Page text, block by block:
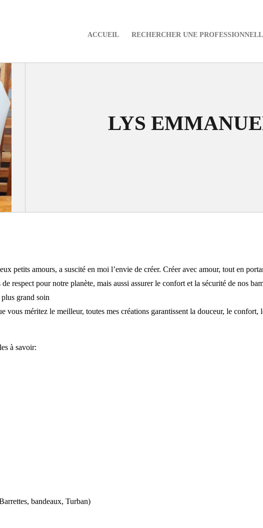
ACCUEIL RECHERCHER UNE
LYS
petits amours, a suscité en moi l’envie de créer. Créer avec amour, tout en
respect pour notre planète, mais aussi assurer le confort et la sécurité de nos
grand soin
vous méritez le meilleur, toutes mes créations garantissent la douceur, le
à savoir:
bandeaux, Turban)